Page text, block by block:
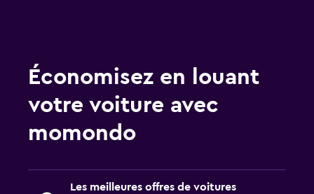
Économisez en louant
votre voiture avec
momondo
Les meilleures offres de voitures